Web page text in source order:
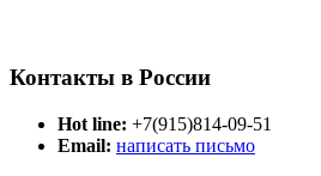
Контакты в России
Hot line: +7(915)814-09-51
Email: написать письмо